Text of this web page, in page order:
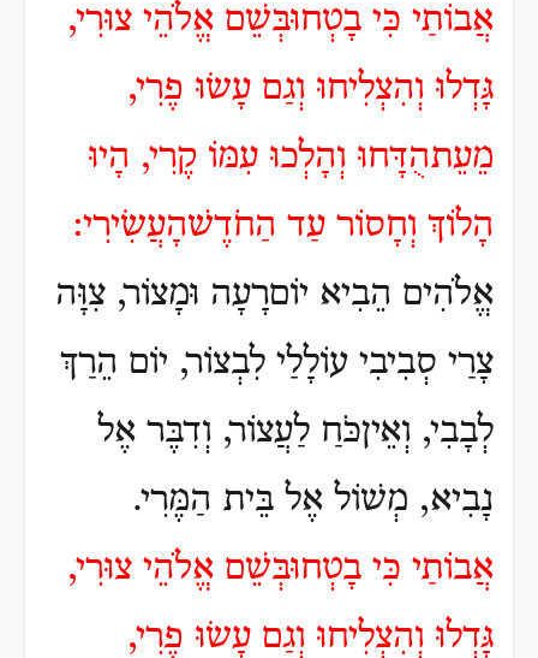
אֲבוֹתַי כִּי בָטְחוּבְּשֵׁם אֱלֹהֵי צוּרִי,
גָּדְלוּ וְהִצְלִיחוּ וְגַם עָשׂוּ פֶרִי,
מֵעֵתהֻדָּחוּ וְהָלְכוּ עִמּוֹ קֶרִי, הָיוּ
הָלוֹךְ וְחָסוֹר עַד הַחֹדֶשׁהָעֲשִׂירִי:
אֱלֹהִים הֵבִיא יוֹםרָעָה וּמָצוֹר, צִוָּה
צָרַי סְבִיבִי עוֹלָלַי לִבְצוֹר, יוֹם הֵרַךְ
לְבָבִי, וְאֵיןכֹּחַ לַעֲצוֹר, וְדִבֶּר אֶל
נָבִיא, מְשׁוֹל אֶל בֵּית הַמֶּרִי.
אֲבוֹתַי כִּי בָטְחוּבְּשֵׁם אֱלֹהֵי צוּרִי,
גָּדְלוּ וְהִצְלִיחוּ וְגַם עָשׂוּ פֶרִי,